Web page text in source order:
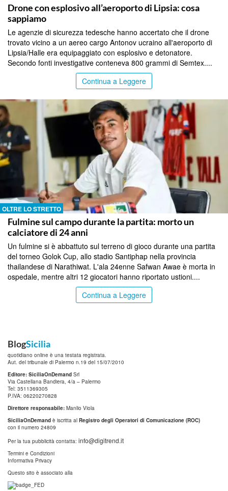
Drone con esplosivo all’aeroporto di Lipsia: cosa
sappiamo
Le agenzie di sicurezza tedesche hanno accertato che il drone
trovato vicino a un aereo cargo Antonov ucraino all'aeroporto di
Lipsia/Halle era equipaggiato con esplosivo e detonatore.
Secondo fonti investigative conteneva 800 grammi di Semtex....
Continua a Leggere
OLTRE LO STRETTO
Fulmine sul campo durante la partita: morto un
calciatore di 24 anni
Un fulmine si è abbattuto sul terreno di gioco durante una partita
del torneo Golok Cup, allo stadio Santiphap nella provincia
thailandese di Narathiwat. L'ala 24enne Safwan Awae è morta in
ospedale, mentre altri 12 giocatori hanno riportato ustioni....
Continua a Leggere
BlogSicilia
quotidiano online è una testata registrata.
Aut. del tribunale di Palermo n.19 del 15/07/2010
Editore: SiciliaOnDemand Srl
Via Castellana Bandiera, 4/a – Palermo
Tel: 3511369305
P.IVA: 06220270828
Direttore responsabile: Manlio Viola
SiciliaOnDemand è iscritta al Registro degli Operatori di Comunicazione (ROC)
con il numero 24809
Per la tua pubblicità contatta: info@digitrend.it
Termini e Condizioni
Informativa Privacy
Questo sito è associato alla